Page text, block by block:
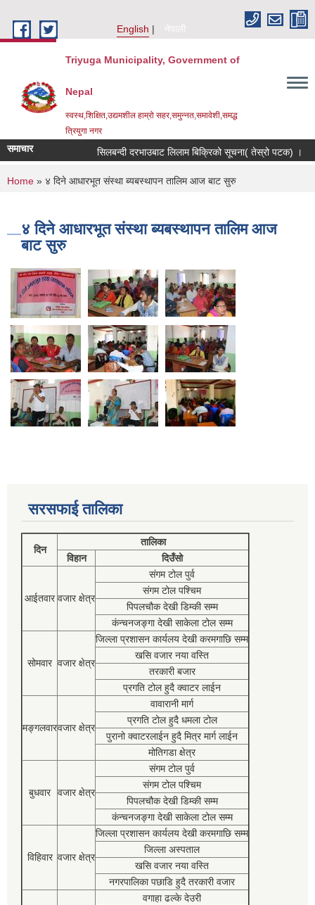
English
नेपाली
Triyuga Municipality, Government of
Nepal
स्वस्थ,शिक्षित,उद्यमशील हाम्रो सहर,समुन्नत,समावेशी,समद्ध
त्रियुगा नगर
समाचार सिलबन्दी दरभाउबाट लिलाम बिक्रिको सूचना( तेस्रो पटक) ।
You are here
Home » ४ दिने आधारभूत संस्था ब्यबस्थापन तालिम आज बाट सुरु
४ दिने आधारभूत संस्था ब्यबस्थापन तालिम आज
बाट सुरु
सरसफाई तालिका
दिन
तालिका
विहान
दिउँसो
आईतवार वजार क्षेत्र
संगम टोल पुर्व
संगम टोल पश्चिम
पिपलचौक देखी डिम्की सम्म
कंन्चनजङ्गा देखी साकेला टोल सम्म
सोमवार वजार क्षेत्र
जिल्ला प्रशासन कार्यलय देखी करमगाछि सम्म
खसि वजार नया वस्ति
तरकारी बजार
प्रगति टोल हुदै क्वाटर लाईन
मङ्गलवारवजार क्षेत्र
वावारानी मार्ग
प्रगति टोल हुदै धमला टोल
पुरानो क्वाटरलाईन हुदै मित्र मार्ग लाईन
मोतिगडा क्षेत्र
बुधवार वजार क्षेत्र
संगम टोल पुर्व
संगम टोल पश्चिम
पिपलचौक देखी डिम्की सम्म
कंन्चनजङ्गा देखी साकेला टोल सम्म
विहिवार वजार क्षेत्र
जिल्ला प्रशासन कार्यलय देखी करमगाछि सम्म
जिल्ला अस्पताल
खसि वजार नया वस्ति
नगरपालिका पछाडि हुदै तरकारी वजार
वगाहा ढल्के देउरी